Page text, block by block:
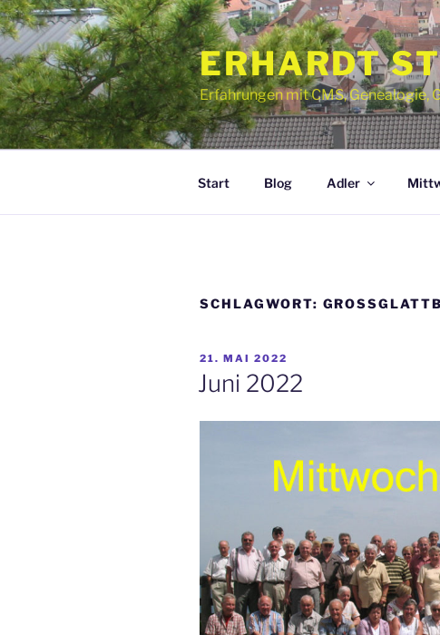
Zum
Inhalt
springen
ERHARDT
Erfahrungen mit CMS, Genealogie,
Start Blog Adler
SCHLAGWORT:
VERÖFFENTLICHT
AM
21. MAI 2022
Juni 2022